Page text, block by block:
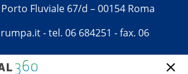
Fluviale 67/d – 00154 Roma
- tel. 06 684251 - fax. 06